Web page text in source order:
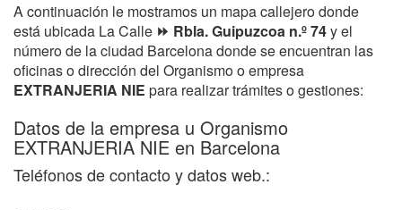
A continuación le mostramos un mapa callejero donde
está ubicada La Calle ⏩ Rbla. Guipuzcoa n.º 74y el
número de la ciudad Barcelona donde se encuentran las
oficinas o dirección del Organismo o empresa
EXTRANJERIA NIE para realizar trámites o gestiones:
Datos de la empresa u Organismo
EXTRANJERIA NIE en Barcelona
Teléfonos de contacto y datos web.: